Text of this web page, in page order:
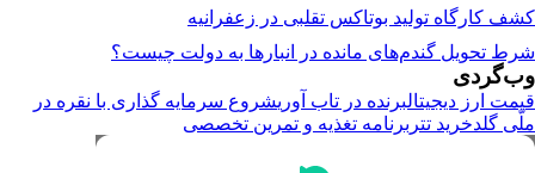
کشف کارگاه تولید بوتاکس تقلبی در زعفرانیه
شرط تحویل گندم‌های مانده در انبار‌ها به دولت چیست؟
وب‌گردی
قیمت ارز دیجیتالبرنده در تاب آوریشروع سرمایه گذاری با نقره در
ملّی گلدخرید تتر برنامه تغذیه و تمرین تخصصی
جدیدترین قیمت‌ها